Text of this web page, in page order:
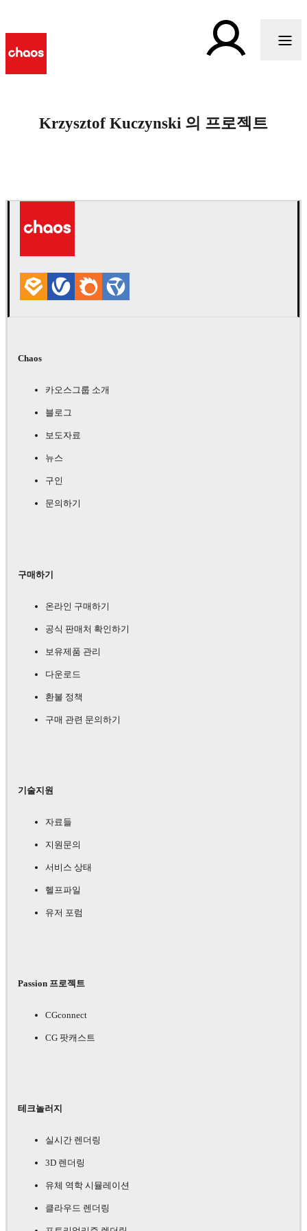
Krzysztof Kuczynski 의 프로젝트
Chaos
카오스그룹 소개
블로그
보도자료
뉴스
구인
문의하기
구매하기
온라인 구매하기
공식 판매처 확인하기
보유제품 관리
다운로드
환불 정책
구매 관련 문의하기
기술지원
자료들
지원문의
서비스 상태
헬프파일
유저 포럼
Passion 프로젝트
CGconnect
CG 팟캐스트
테크놀러지
실시간 렌더링
3D 렌더링
유체 역학 시뮬레이션
클라우드 렌더링